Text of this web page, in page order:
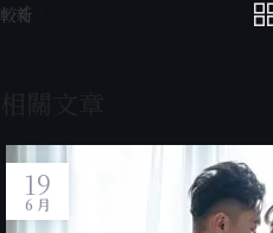
較新
19
6 月